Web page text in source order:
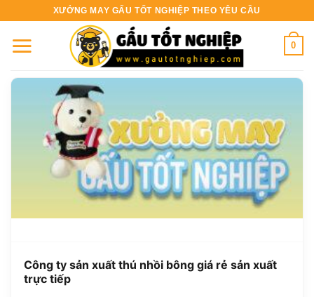
nội
XƯỞNG MAY GẤU TỐT NGHIỆP THEO YÊU CẦU
0
Công ty sản xuất thú nhồi bông giá rẻ sản xuất
trực tiếp